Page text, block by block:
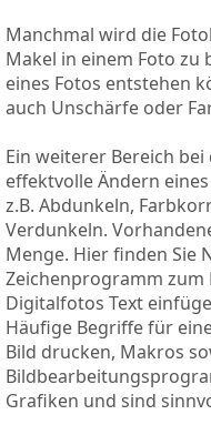
Manchmal wird die
Makel in einem Foto zu
eines Fotos entstehen
auch Unschärfe oder
Ein weiterer Bereich
effektvolle Ändern
z.B. Abdunkeln,
Verdunkeln.
Menge. Hier finden Sie
Zeichenprogramm zum
Digitalfotos Text
Häufige Begriffe für
Bild drucken, Makros
Grafiken und sind